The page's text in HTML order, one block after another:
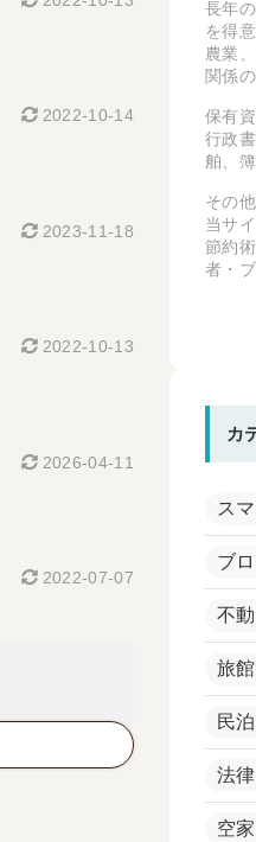
2022-10-14
2023-11-18
2022-10-13
2026-04-11
2022-07-07
長年
を得
農業
関係
保有資
行政
舶、
その他
当サ
節約
者・
カ
ス
ブ
不
旅
民泊
法律
空